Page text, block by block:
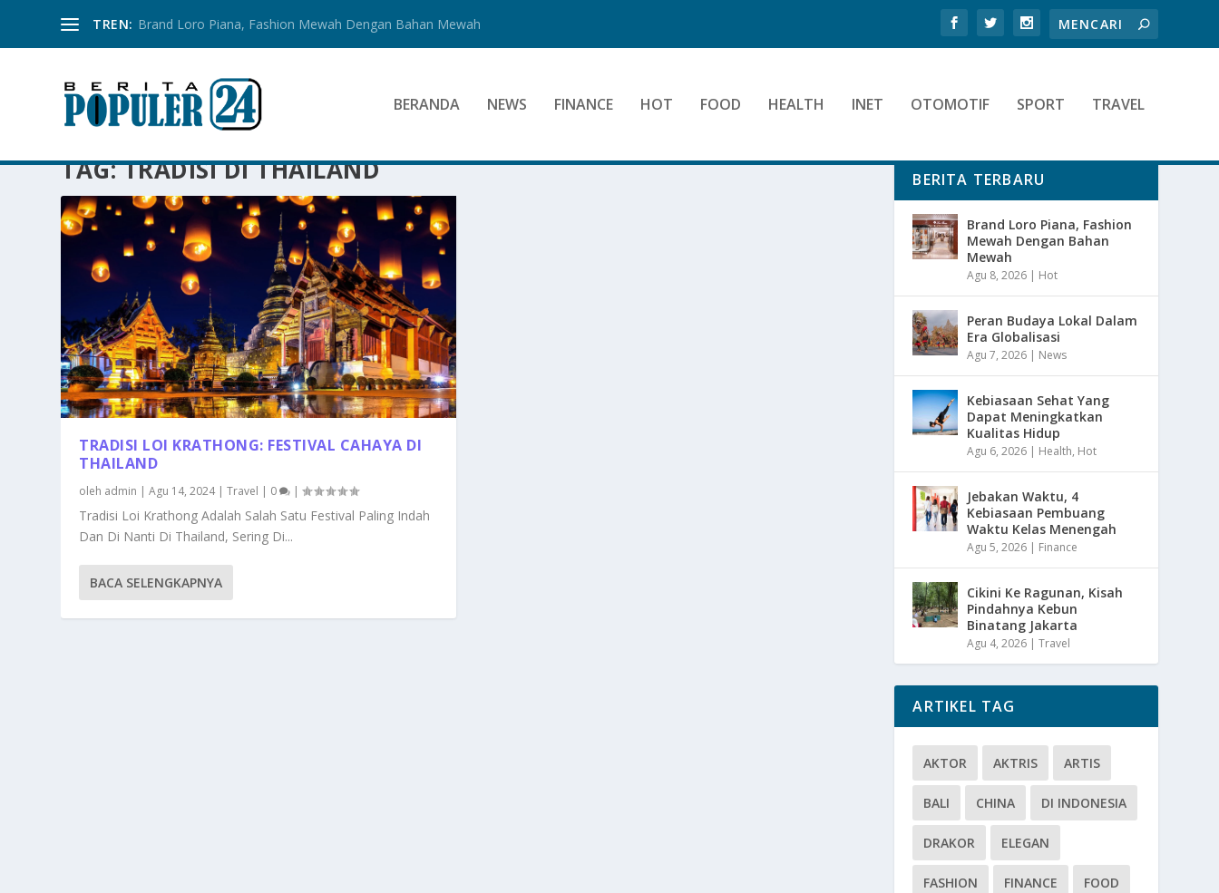
TREN: Brand Loro Piana, Fashion Mewah Dengan Bahan Mewah
BERANDA NEWS FINANCE HOT FOOD HEALTH INET OTOMOTIF SPORT TRAVEL
TAG:TRADISI DI THAILAND
TRADISI LOI KRATHONG: FESTIVAL CAHAYA DI
THAILAND
oleh admin |Agu 14, 2024|Travel | 0 |
Tradisi Loi Krathong Adalah Salah Satu Festival Paling Indah
Dan Di Nanti Di Thailand, Sering Di...
BACA SELENGKAPNYA
BERITA TERBARU
Brand Loro Piana, Fashion
Mewah Dengan Bahan
Mewah
Agu 8, 2026 | Hot
Peran Budaya Lokal Dalam
Era Globalisasi
Agu 7, 2026 | News
Kebiasaan Sehat Yang
Dapat Meningkatkan
Kualitas Hidup
Agu 6, 2026 | Health, Hot
Jebakan Waktu, 4
Kebiasaan Pembuang
Waktu Kelas Menengah
Agu 5, 2026 | Finance
Cikini Ke Ragunan, Kisah
Pindahnya Kebun
Binatang Jakarta
Agu 4, 2026 |Travel
ARTIKEL TAG
AKTOR AKTRIS ARTIS
BALI CHINA DI INDONESIA
DRAKOR ELEGAN
FASHION FINANCE FOOD